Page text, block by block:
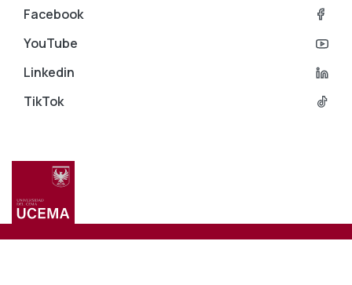
Facebook
YouTube
Linkedin
TikTok
Menú